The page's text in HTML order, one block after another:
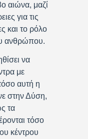
αιώνα, μαζί
για τις
και το ρόλο
ανθρώπου.
να
με
αυτή η
στην Δύση,
τα
τόσο
κέντρου